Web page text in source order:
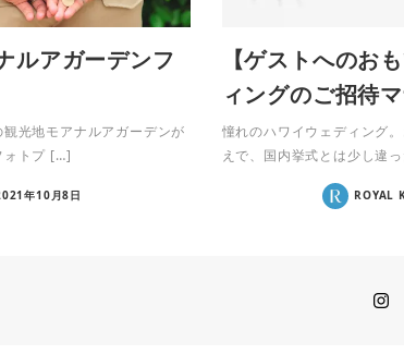
ルアガーデンフ
光地モアナルアガーデンが
ォトプ […]
年10月8日
【ゲストへのお
ィングのご招待
憧れのハワイウェディング
えで、国内挙式とは少し違
ROYAL